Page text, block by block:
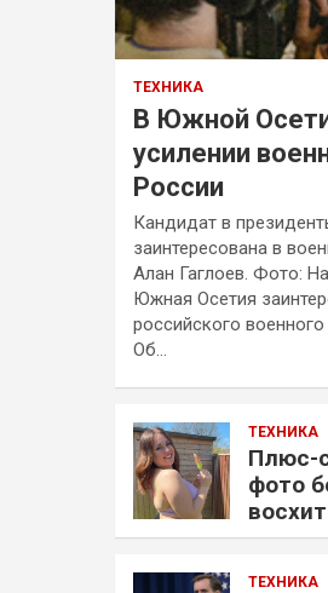
ТЕХНИКА
В Южной
усилении
России
Кандидат в
заинтересована в
Алан Гаглоев. Фото:
Южная Осетия
российского военного
Об…
ТЕХНИКА
Плюс-
фото
ТЕХНИКА